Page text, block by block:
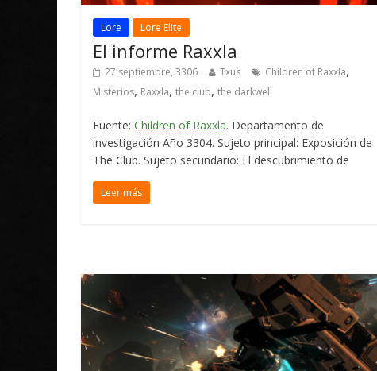
Lore Lore Elite
El informe Raxxla
27 septiembre, 3306 Txus Children of Raxxla,
Misterios, Raxxla, the club, the darkwell
Fuente: Children of Raxxla. Departamento de
investigación Año 3304. Sujeto principal: Exposición de
The Club. Sujeto secundario: El descubrimiento de
Leer más